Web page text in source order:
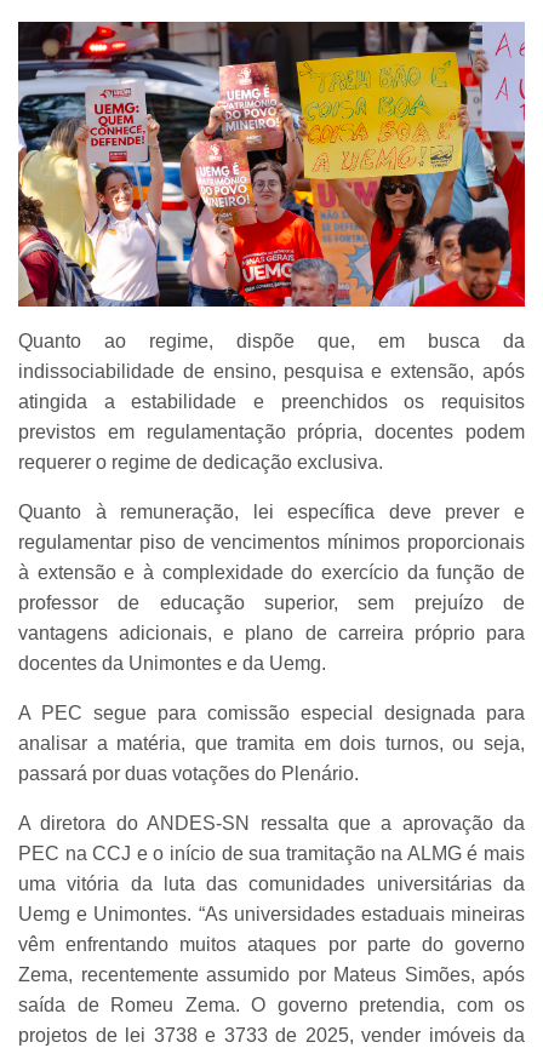
Quanto ao regime, dispõe que, em busca da
indissociabilidade de ensino, pesquisa e extensão, após
atingida a estabilidade e preenchidos os requisitos
previstos em regulamentação própria, docentes podem
requerer o regime de dedicação exclusiva.
Quanto à remuneração, lei específica deve prever e
regulamentar piso de vencimentos mínimos proporcionais
à extensão e à complexidade do exercício da função de
professor de educação superior, sem prejuízo de
vantagens adicionais, e plano de carreira próprio para
docentes da Unimontes e da Uemg.
A PEC segue para comissão especial designada para
analisar a matéria, que tramita em dois turnos, ou seja,
passará por duas votações do Plenário.
A diretora do ANDES-SN ressalta que a aprovação da
PEC na CCJ e o início de sua tramitação na ALMG é mais
uma vitória da luta das comunidades universitárias da
Uemg e Unimontes. “As universidades estaduais mineiras
vêm enfrentando muitos ataques por parte do governo
Zema, recentemente assumido por Mateus Simões, após
saída de Romeu Zema. O governo pretendia, com os
projetos de lei 3738 e 3733 de 2025, vender imóveis da